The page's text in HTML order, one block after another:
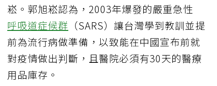
崧。郭旭崧認為，2003年爆發的嚴重急性
呼吸道症候群 （SARS）讓台灣學到教訓並提
前為流行病做準備，以致能在中國宣布前就
對疫情做出判斷，且醫院必須有30天的醫療
用品庫存。